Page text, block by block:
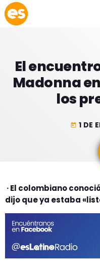
play_arrow EMISIÓN LA PAZ
EMISIÓN
ACTUALIDAD
GEEKERS
MÚSICA
PROGRAMACIÓN
INICIO
RADIO SPLENDID
El
Madonna
los
today 1 DE
· El colombiano
dijo que ya estaba